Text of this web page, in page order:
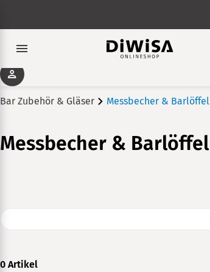
Bar Zubehör & Gläser Messbecher & Barlöffel
Messbecher & Barlöffel
0 Artikel